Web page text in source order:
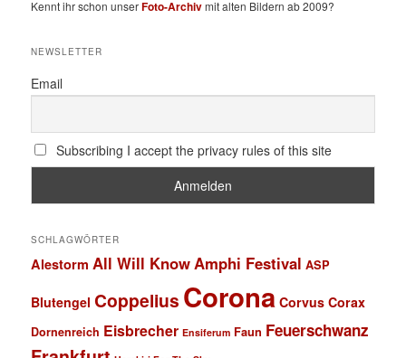
Kennt ihr schon unserFoto-Archivmit alten Bildern ab 2009?
NEWSLETTER
Email
Subscribing I accept the privacy rules of this site
SCHLAGWÖRTER
Alestorm All Will KnowAmphi Festival ASP
Blutengel Coppelius Corona Corvus Corax
Dornenreich Eisbrecher Ensiferum Faun Feuerschwanz